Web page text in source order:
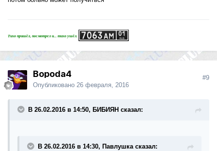
Тихо пришёл, посмотрел и... тихо ушёл.
Bopoda4
Опубликовано 26 февраля, 2016
#9
В 26.02.2016 в 14:50, БИБИЯН сказал:
В 26.02.2016 в 14:30, Павлушка сказал: